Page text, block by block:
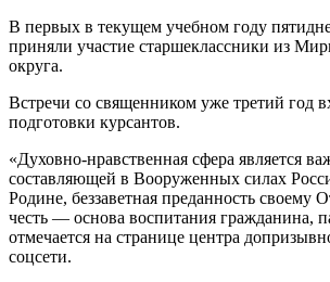
В первых в текущем учебном году
приняли участие старшеклассники из
округа.
Встречи со священником уже третий год
подготовки курсантов.
«Духовно-нравственная сфера является
составляющей в Вооруженных силах
Родине, беззаветная преданность своему
честь — основа воспитания гражданина,
отмечается на странице центра
соцсети.